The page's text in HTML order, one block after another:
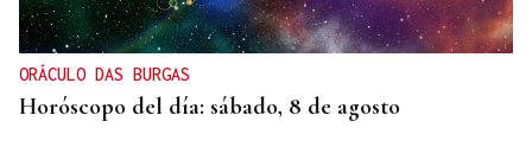
ORÁCULO DAS BURGAS
Horóscopo del día: sábado, 8 de agosto